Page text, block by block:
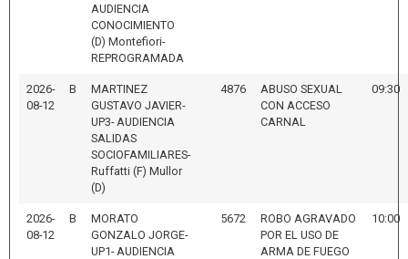
AUDIENCIA
CONOCIMIENTO
(D) Montefiori-
REPROGRAMADA
2026-
08-12
B
MARTINEZ
GUSTAVO JAVIER-
UP3- AUDIENCIA
SALIDAS
SOCIOFAMILIARES-
Ruffatti (F) Mullor
(D)
4876
ABUSO SEXUAL
CON ACCESO
CARNAL
09:30
2026-
08-12
B
MORATO
GONZALO JORGE-
UP1- AUDIENCIA
5672
ROBO AGRAVADO
POR EL USO DE
ARMA DE FUEGO
10:00